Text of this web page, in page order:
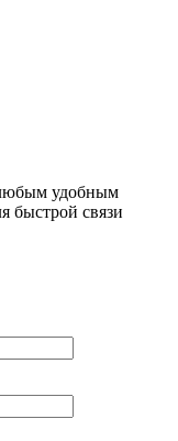
удобным
быстрой связи